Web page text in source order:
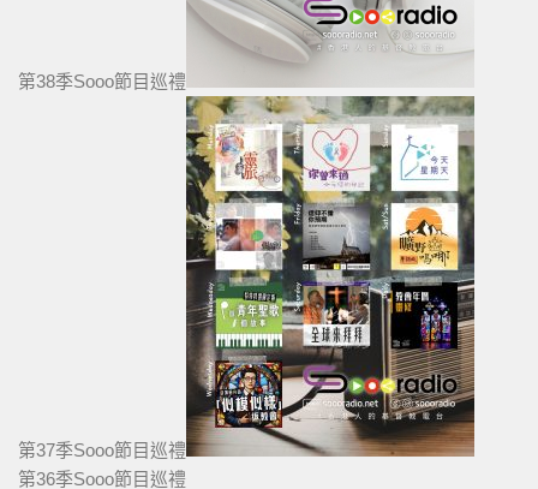
第38季Sooo節目巡禮
第37季Sooo節目巡禮
第36季Sooo節目巡禮